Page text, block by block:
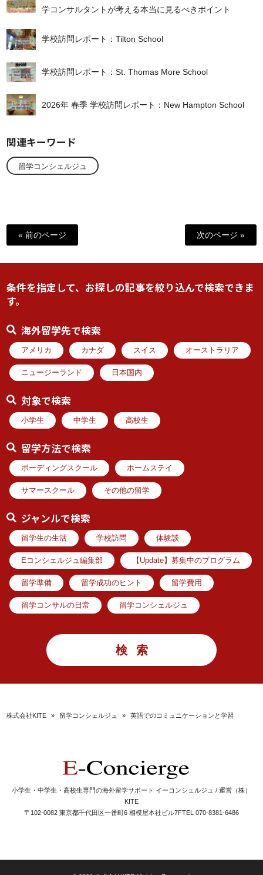
学コンサルタントが考える本当に見るべきポイント
学校訪問レポート：Tilton School
学校訪問レポート：St. Thomas More School
2026年 春季 学校訪問レポート：New Hampton School
関連キーワード
留学コンシェルジュ
« 前のページ 次のページ »
条件を指定して、お探しの記事を絞り込んで検索できま
す。
海外留学先で検索
アメリカ カナダ スイス オーストラリア
ニュージーランド 日本国内
対象で検索
小学生 中学生 高校生
留学方法で検索
ボーディングスクール ホームステイ
サマースクール その他の留学
ジャンルで検索
留学生の生活 学校訪問 体験談
Eコンシェルジュ編集部 【Update】募集中のプログラム
留学準備 留学成功のヒント 留学費用
留学コンサルの日常 留学コンシェルジュ
株式会社KITE » 留学コンシェルジュ » 英語でのコミュニケーションと学習
小学生・中学生・高校生専門の海外留学サポート イーコンシェルジュ / 運営（株）
KITE
〒102-0082 東京都千代田区一番町6 相模屋本社ビル7FTEL 070-8381-6486